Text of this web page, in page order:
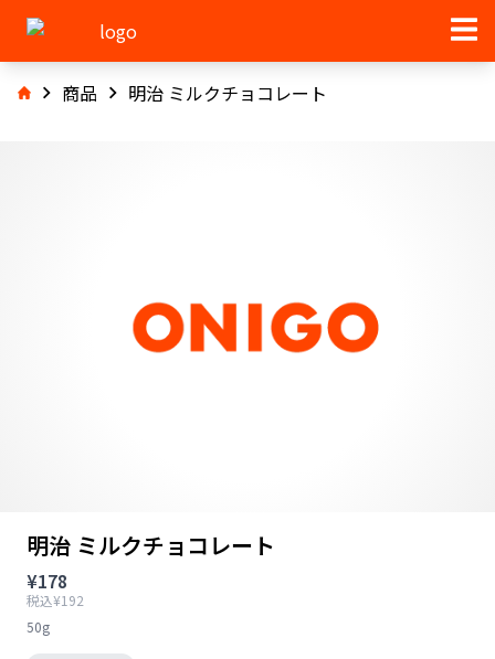
商品 明治 ミルクチョコレート
明治 ミルクチョコレート
¥178
税込¥192
50g